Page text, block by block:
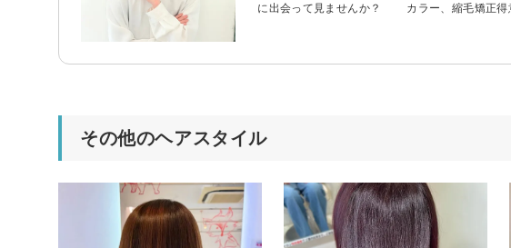
に出会って見ませんか？ カラー、縮毛矯正得
その他のヘアスタイル